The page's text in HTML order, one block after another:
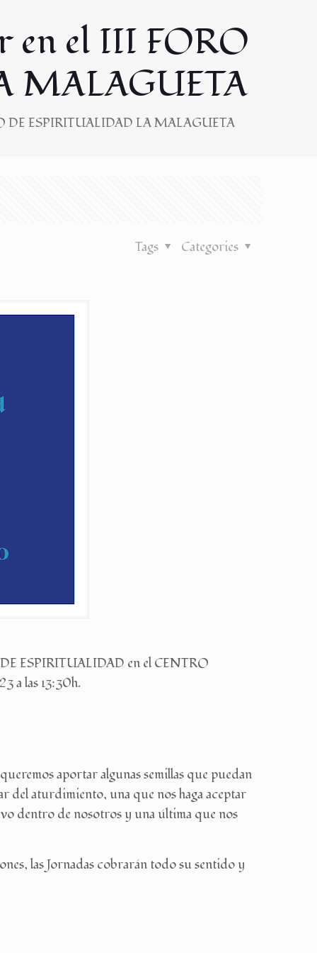
en el III FORO
MALAGUETA
DE ESPIRITUALIDAD LA MALAGUETA
Categories
Tags
ESPIRITUALIDAD en el CENTRO
a las 13:30h.
aportar algunas semillas que puedan
del aturdimiento, una que nos haga aceptar
dentro de nosotros y una última que nos
las Jornadas cobrarán todo su sentido y